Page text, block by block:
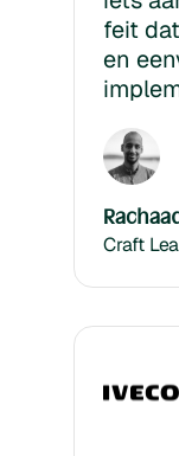
feit
en
Craft